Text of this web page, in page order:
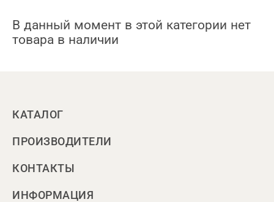
В данный момент в этой категории нет
товара в наличии
КАТАЛОГ
ПРОИЗВОДИТЕЛИ
КОНТАКТЫ
ИНФОРМАЦИЯ